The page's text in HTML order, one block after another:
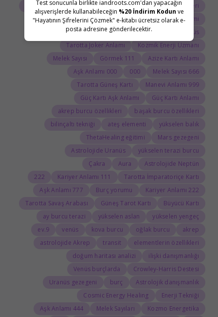
Test sonucunla birlikte iandroots.com'dan yapacağın
alışverişlerde kullanabileceğin %20 İndirim Kodun ve
"Hayatının Şifrelerini Çözmek" e-kitabı ücretsiz olarak e-
posta adresine gönderilecektir.
ThetaHealing semineri
Tarot Sembolleri
Tarot Açılımı
Jean Adrienne Arınma Sistemi
Uranüs burcu
Doğum haritasında Uranüs
Astroloji Sözlüğü
Kozmik Enerji Uzmanı
Tarotta Joker Anlamı
Azize Kartı Anlamı
111 Görmek
Melek Sayısı
666 Melek Sayısı
000
000 Aşk Anlamı
999 Manevi Anlamı
Tarotta Güneş Kartı
Güç Kartı Anlamı
Güç Kartı Aşk Anlamı
başak burcu özellikleri
akrep burcu özellikleri
yükselen balık
ateş elementi
bilinçaltı tekniği
Mars gezegeni
ThetaHealing eğitimi
yükselen terazi burcu
Astrolojide Uranüs
Astrolojide Neptün
Aura
Çakra
Tarotta İmparatoriçe Kartı
111 Kariyer Anlamı
222
222 Kariyer Anlamı
Burç yorumu
777 Aşk Anlamı
Büyücü Kartı
Güneş Tarot Kartı
Tarotta Savaş Arabası
yükselen yengeç
yükselen aslan
ay burcu terazi
akrep
oğlak burcu
kova burcu
venüs
9.ev
elementlerin özellikleri
transit
astrolojide Akrep
ilişki danışmanlığı
doğum haritası analizi
Crowley-Harris Destesi
Venüs burçlarda
Astrolojik danışmanlık
burç
Uranüs gezegeni
Enerji Tekniği
Cosmic Energy Healing
Kozmo Energetika
Melek Sayıları
444 Aşk Anlamı